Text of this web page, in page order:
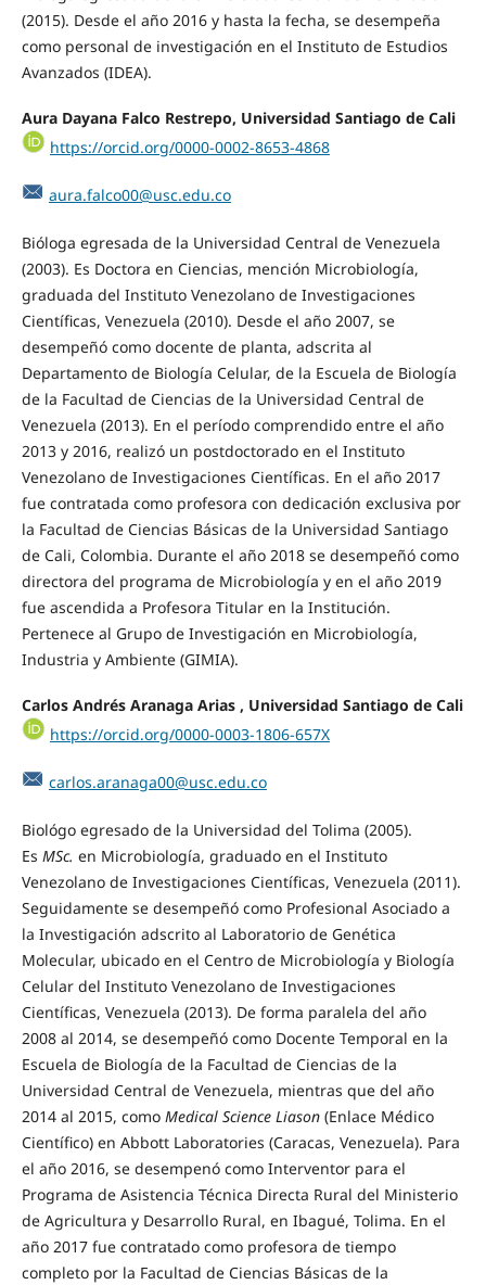
(2015). Desde el año 2016 y hasta la fecha, se desempeña
como personal de investigación en el Instituto de Estudios
Avanzados (IDEA).
Aura Dayana Falco Restrepo, Universidad Santiago de Cali
https://orcid.org/0000-0002-8653-4868
aura.falco00@usc.edu.co
Bióloga egresada de la Universidad Central de Venezuela
(2003). Es Doctora en Ciencias, mención Microbiología,
graduada del Instituto Venezolano de Investigaciones
Científicas, Venezuela (2010). Desde el año 2007, se
desempeñó como docente de planta, adscrita al
Departamento de Biología Celular, de la Escuela de Biología
de la Facultad de Ciencias de la Universidad Central de
Venezuela (2013). En el período comprendido entre el año
2013 y 2016, realizó un postdoctorado en el Instituto
Venezolano de Investigaciones Científicas. En el año 2017
fue contratada como profesora con dedicación exclusiva por
la Facultad de Ciencias Básicas de la Universidad Santiago
de Cali, Colombia. Durante el año 2018 se desempeñó como
directora del programa de Microbiología y en el año 2019
fue ascendida a Profesora Titular en la Institución.
Pertenece al Grupo de Investigación en Microbiología,
Industria y Ambiente (GIMIA).
Carlos Andrés Aranaga Arias , Universidad Santiago de Cali
https://orcid.org/0000-0003-1806-657X
carlos.aranaga00@usc.edu.co
Biológo egresado de la Universidad del Tolima (2005).
Es MSc. en Microbiología, graduado en el Instituto
Venezolano de Investigaciones Científicas, Venezuela (2011).
Seguidamente se desempeñó como Profesional Asociado a
la Investigación adscrito al Laboratorio de Genética
Molecular, ubicado en el Centro de Microbiología y Biología
Celular del Instituto Venezolano de Investigaciones
Científicas, Venezuela (2013). De forma paralela del año
2008 al 2014, se desempeñó como Docente Temporal en la
Escuela de Biología de la Facultad de Ciencias de la
Universidad Central de Venezuela, mientras que del año
2014 al 2015, como Medical Science Liason (Enlace Médico
Científico) en Abbott Laboratories (Caracas, Venezuela). Para
el año 2016, se desempenó como Interventor para el
Programa de Asistencia Técnica Directa Rural del Ministerio
de Agricultura y Desarrollo Rural, en Ibagué, Tolima. En el
año 2017 fue contratado como profesora de tiempo
completo por la Facultad de Ciencias Básicas de la